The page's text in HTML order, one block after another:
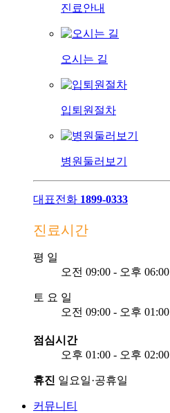
진료안내
오시는 길
입퇴원절차
병원둘러보기
대표전화 1899-0333
진료시간
평 일
오전 09:00 - 오후 06:00
토 요 일
오전 09:00 - 오후 01:00
점심시간
오후 01:00 - 오후 02:00
휴진 일요일·공휴일
커뮤니티